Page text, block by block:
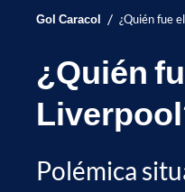
Gol Caracol / ¿Quién fue
¿Quién
Polémica